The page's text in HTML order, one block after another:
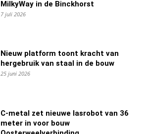
MilkyWay in de Binckhorst
7 juli 2026
Nieuw platform toont kracht van
hergebruik van staal in de bouw
25 juni 2026
C-metal zet nieuwe lasrobot van 36
meter in voor bouw